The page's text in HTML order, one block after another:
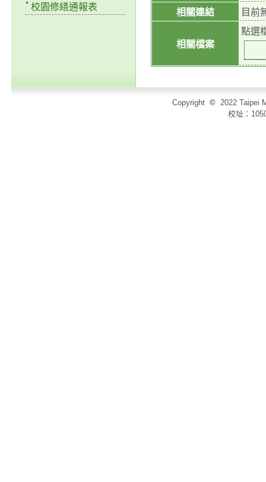
校園修繕通報表
相關連結
目前
相關檔案
點選
Copyright © 2022 Taipei
校址：